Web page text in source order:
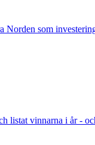
som
listat vinnarna i år -